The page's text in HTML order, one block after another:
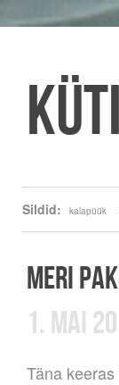
Sildid: kalapüük
MERI
1. MAI
Täna